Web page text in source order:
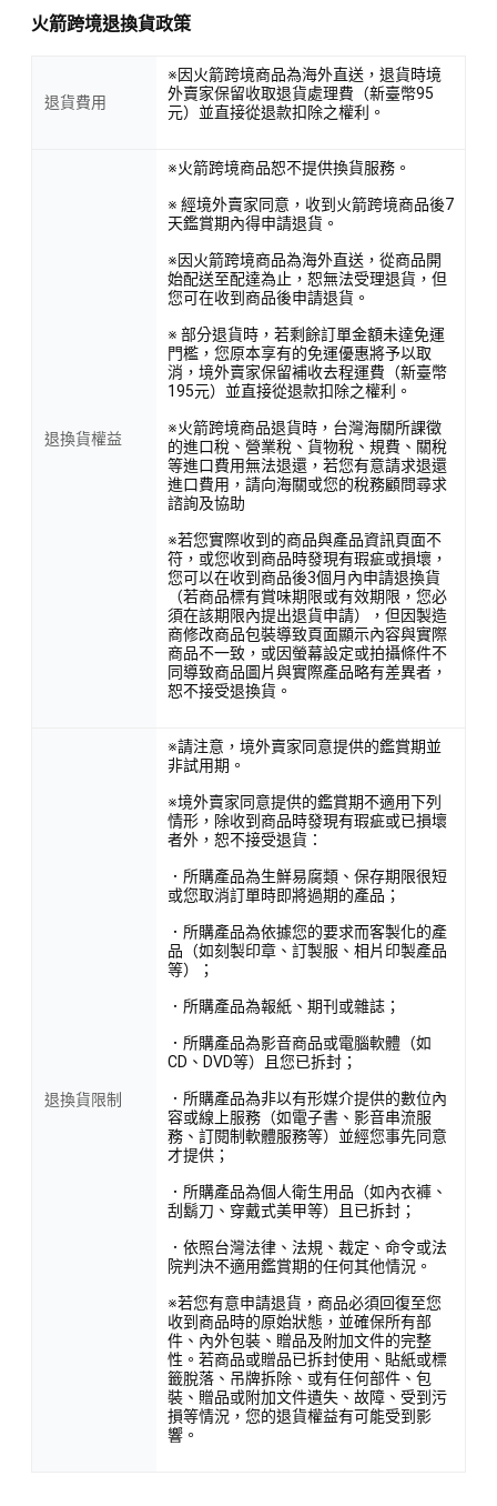
火箭跨境退換貨政策
退貨費用
※因火箭跨境商品為海外直送，退貨時境
外賣家保留收取退貨處理費（新臺幣95
元）並直接從退款扣除之權利。
退換貨權益
※火箭跨境商品恕不提供換貨服務。
※ 經境外賣家同意，收到火箭跨境商品後7
天鑑賞期內得申請退貨。
※因火箭跨境商品為海外直送，從商品開
始配送至配達為止，恕無法受理退貨，但
您可在收到商品後申請退貨。
※ 部分退貨時，若剩餘訂單金額未達免運
門檻，您原本享有的免運優惠將予以取
消，境外賣家保留補收去程運費（新臺幣
195元）並直接從退款扣除之權利。
※火箭跨境商品退貨時，台灣海關所課徵
的進口稅、營業稅、貨物稅、規費、關稅
等進口費用無法退還，若您有意請求退還
進口費用，請向海關或您的稅務顧問尋求
諮詢及協助
※若您實際收到的商品與產品資訊頁面不
符，或您收到商品時發現有瑕疵或損壞，
您可以在收到商品後3個月內申請退換貨
（若商品標有賞味期限或有效期限，您必
須在該期限內提出退貨申請），但因製造
商修改商品包裝導致頁面顯示內容與實際
商品不一致，或因螢幕設定或拍攝條件不
同導致商品圖片與實際產品略有差異者，
恕不接受退換貨。
退換貨限制
※請注意，境外賣家同意提供的鑑賞期並
非試用期。
※境外賣家同意提供的鑑賞期不適用下列
情形，除收到商品時發現有瑕疵或已損壞
者外，恕不接受退貨：
．所購產品為生鮮易腐類、保存期限很短
或您取消訂單時即將過期的產品；
．所購產品為依據您的要求而客製化的產
品（如刻製印章、訂製服、相片印製產品
等）；
．所購產品為報紙、期刊或雜誌；
．所購產品為影音商品或電腦軟體（如
CD、DVD等）且您已拆封；
．所購產品為非以有形媒介提供的數位內
容或線上服務（如電子書、影音串流服
務、訂閱制軟體服務等）並經您事先同意
才提供；
．所購產品為個人衛生用品（如內衣褲、
刮鬍刀、穿戴式美甲等）且已拆封；
．依照台灣法律、法規、裁定、命令或法
院判決不適用鑑賞期的任何其他情況。
※若您有意申請退貨，商品必須回復至您
收到商品時的原始狀態，並確保所有部
件、內外包裝、贈品及附加文件的完整
性。若商品或贈品已拆封使用、貼紙或標
籤脫落、吊牌拆除、或有任何部件、包
裝、贈品或附加文件遺失、故障、受到污
損等情況，您的退貨權益有可能受到影
響。